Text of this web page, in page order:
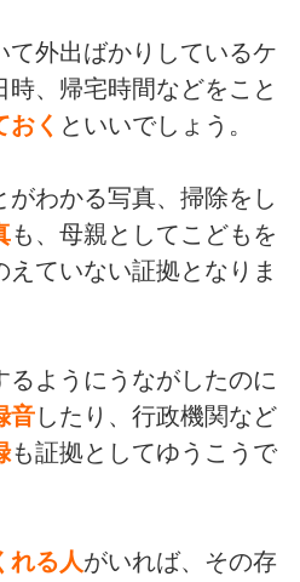
て外出ばかりしているケ
、帰宅時間などをこと
おく といいでしょう。
わかる写真、掃除をし
も、母親としてこどもを
ていない証拠となりま
るようにうながしたのに
音したり、行政機関など
も証拠としてゆうこうで
れる人がいれば、その存